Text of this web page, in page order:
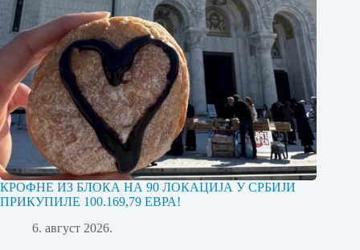
КРОФНЕ ИЗ БЛОКА НА 90 ЛОКАЦИЈА У СРБИЈИ
ПРИКУПИЛЕ 100.169,79 ЕВРА!
6. август 2026.